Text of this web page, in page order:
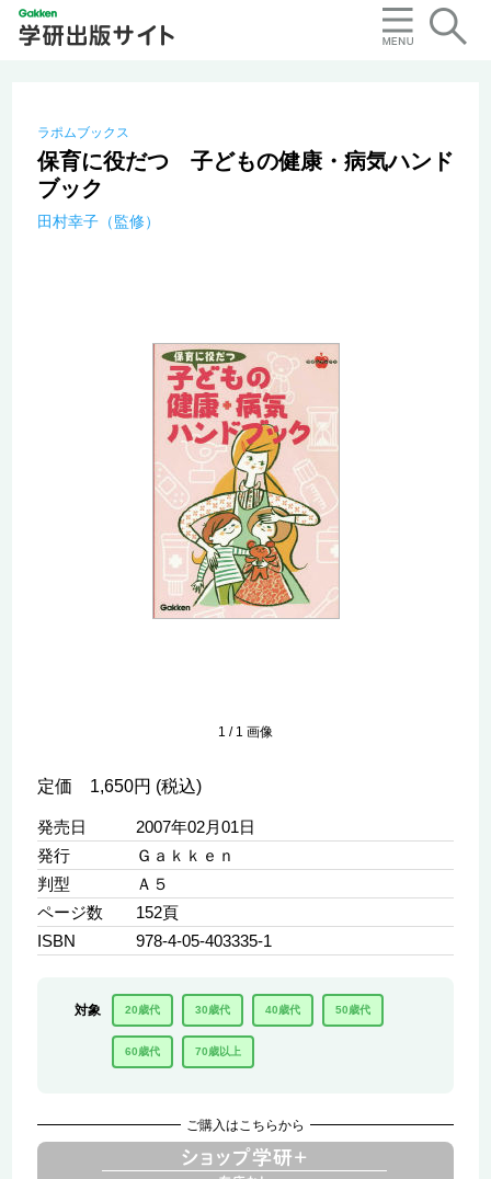
ラポムブックス
保育に役だつ 子どもの健康・病気ハンド
ブック
田村幸子（監修）
1 / 1 画像
定価 1,650円 (税込)
発売日
2007年02月01日
発行
Ｇａｋｋｅｎ
判型
Ａ５
ページ数
152頁
ISBN
978-4-05-403335-1
対象 20歳代 30歳代 40歳代 50歳代
60歳代 70歳以上
ご購入はこちらから